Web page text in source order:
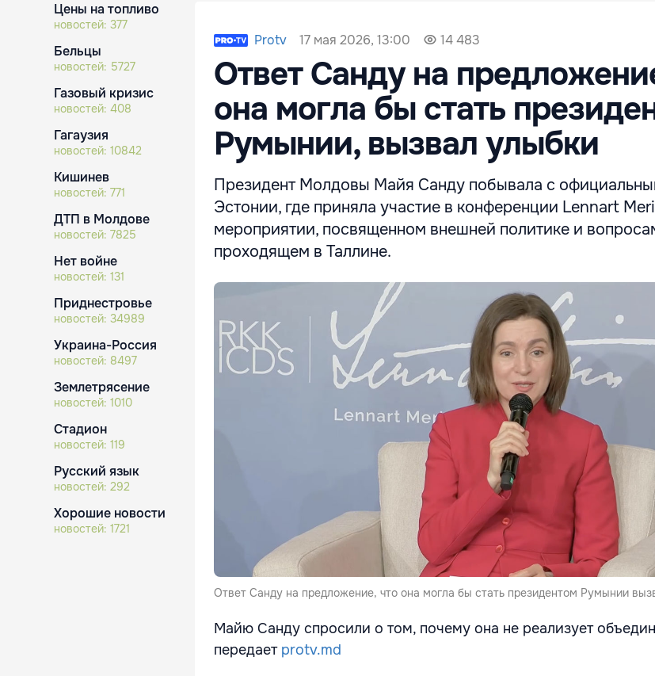
Цены на топливо
новостей: 377
Бельцы
новостей: 5727
Газовый кризис
новостей: 408
Гагаузия
новостей: 10842
Кишинев
новостей: 771
ДТП в Молдове
новостей: 7825
Нет войне
новостей: 131
Приднестровье
новостей: 34989
Украина-Россия
новостей: 8497
Землетрясение
новостей: 1010
Стадион
новостей: 119
Русский язык
новостей: 292
Хорошие новости
новостей: 1721
Protv 17 мая 2026, 13:00 14 483
Ответ Санду на
она могла бы стать
Румынии, вызвал улыбки
Президент Молдовы Майя Санду побывала с
Эстонии, где приняла участие в конференции Lennart
мероприятии, посвященном внешней политике и
проходящем в Таллине.
Ответ Санду на предложение, что она могла бы стать президентом Румынии
Майю Санду спросили о том, почему она не реализует
передает protv.md